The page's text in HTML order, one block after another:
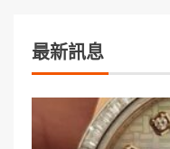
最新訊息